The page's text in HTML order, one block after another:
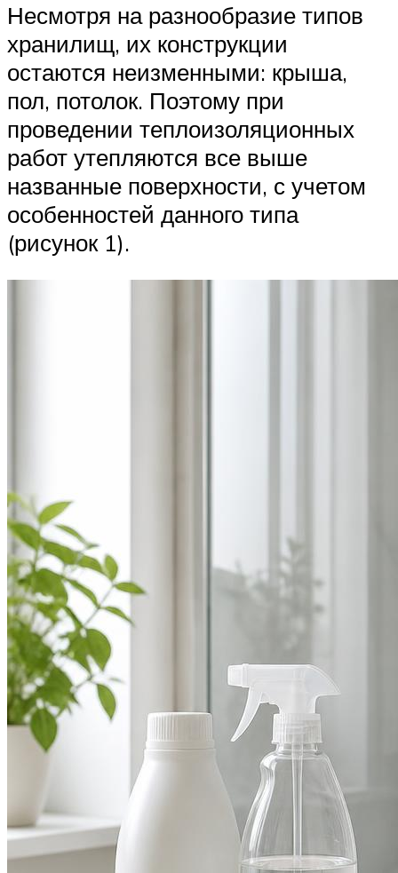
Несмотря на разнообразие типов
хранилищ, их конструкции
остаются неизменными: крыша,
пол, потолок. Поэтому при
проведении теплоизоляционных
работ утепляются все выше
названные поверхности, с учетом
особенностей данного типа
(рисунок 1).